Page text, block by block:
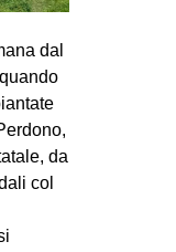
dal
da
col